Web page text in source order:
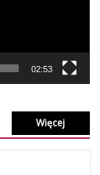
02:53
Więcej